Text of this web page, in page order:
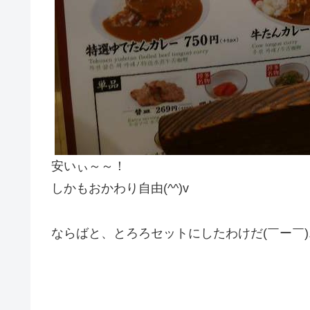
安いぃ～～！
しかもおかわり自由(^^)v
ならばと、とろろセットにしたわけだ(￣ー￣